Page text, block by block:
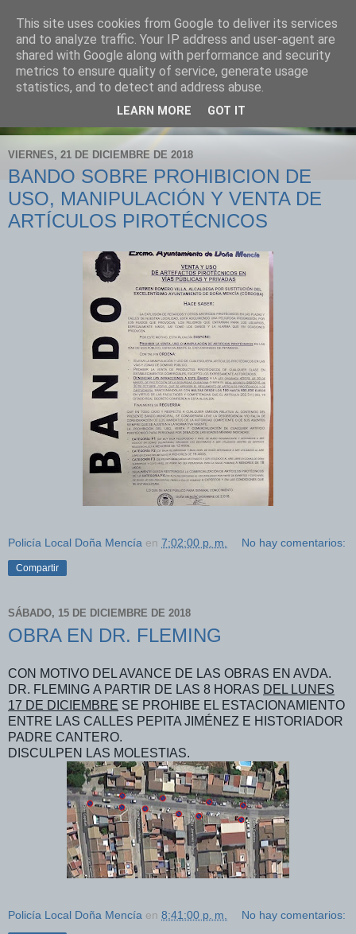
POLICÍA LOCAL "DOÑA
MENCÍA"
tlfno. 619 903 748 fax 957 748 026
VIERNES, 21 DE DICIEMBRE DE 2018
BANDO SOBRE PROHIBICION DE
USO, MANIPULACIÓN Y VENTA DE
ARTÍCULOS PIROTÉCNICOS
Policía Local Doña Mencía en 7:02:00 p. m. No hay comentarios:
Compartir
SÁBADO, 15 DE DICIEMBRE DE 2018
OBRA EN DR. FLEMING
CON MOTIVO DEL AVANCE DE LAS OBRAS EN AVDA.
DR. FLEMING A PARTIR DE LAS 8 HORAS DEL LUNES
17 DE DICIEMBRE SE PROHIBE EL ESTACIONAMIENTO
ENTRE LAS CALLES PEPITA JIMÉNEZ E HISTORIADOR
PADRE CANTERO.
DISCULPEN LAS MOLESTIAS.
Policía Local Doña Mencía en 8:41:00 p. m. No hay comentarios:
This site uses cookies from Google to deliver its services
and to analyze traffic. Your IP address and user-agent are
shared with Google along with performance and security
metrics to ensure quality of service, generate usage
statistics, and to detect and address abuse.
LEARN MORE GOT IT